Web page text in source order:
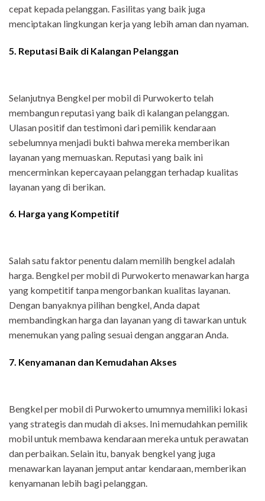
cepat kepada pelanggan. Fasilitas yang baik juga
menciptakan lingkungan kerja yang lebih aman dan nyaman.
5. Reputasi Baik di Kalangan Pelanggan
Selanjutnya Bengkel per mobil di Purwokerto telah
membangun reputasi yang baik di kalangan pelanggan.
Ulasan positif dan testimoni dari pemilik kendaraan
sebelumnya menjadi bukti bahwa mereka memberikan
layanan yang memuaskan. Reputasi yang baik ini
mencerminkan kepercayaan pelanggan terhadap kualitas
layanan yang di berikan.
6. Harga yang Kompetitif
Salah satu faktor penentu dalam memilih bengkel adalah
harga. Bengkel per mobil di Purwokerto menawarkan harga
yang kompetitif tanpa mengorbankan kualitas layanan.
Dengan banyaknya pilihan bengkel, Anda dapat
membandingkan harga dan layanan yang di tawarkan untuk
menemukan yang paling sesuai dengan anggaran Anda.
7. Kenyamanan dan Kemudahan Akses
Bengkel per mobil di Purwokerto umumnya memiliki lokasi
yang strategis dan mudah di akses. Ini memudahkan pemilik
mobil untuk membawa kendaraan mereka untuk perawatan
dan perbaikan. Selain itu, banyak bengkel yang juga
menawarkan layanan jemput antar kendaraan, memberikan
kenyamanan lebih bagi pelanggan.